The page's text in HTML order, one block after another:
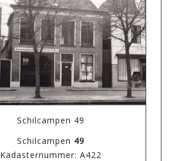
Schilcampen 49
Schilcampen 49
Kadasternummer: A422